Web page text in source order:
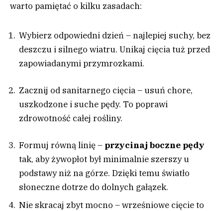
warto pamiętać o kilku zasadach:
Wybierz odpowiedni dzień – najlepiej suchy, bez
deszczu i silnego wiatru. Unikaj cięcia tuż przed
zapowiadanymi przymrozkami.
Zacznij od sanitarnego cięcia – usuń chore,
uszkodzone i suche pędy. To poprawi
zdrowotność całej rośliny.
Formuj równą linię – przycinaj boczne pędy
tak, aby żywopłot był minimalnie szerszy u
podstawy niż na górze. Dzięki temu światło
słoneczne dotrze do dolnych gałązek.
Nie skracaj zbyt mocno – wrześniowe cięcie to